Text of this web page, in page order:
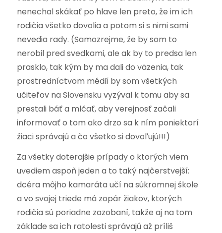
nenechal skákať po hlave len preto, že im ich
rodičia všetko dovolia a potom si s nimi sami
nevedia rady. (Samozrejme, že by som to
nerobil pred svedkami, ale ak by to predsa len
prasklo, tak kým by ma dali do väzenia, tak
prostredníctvom médií by som všetkých
učiteľov na Slovensku vyzýval k tomu aby sa
prestali báť a mlčať, aby verejnosť začali
informovať o tom ako drzo sa k ním poniektorí
žiaci správajú a čo všetko si dovoľujú!!!)
Za všetky doterajšie prípady o ktorých viem
uvediem aspoň jeden a to taký najčerstvejší:
dcéra môjho kamaráta učí na súkromnej škole
a vo svojej triede má zopár žiakov, ktorých
rodičia sú poriadne zazobaní, takže aj na tom
základe sa ich ratolesti správajú až príliš